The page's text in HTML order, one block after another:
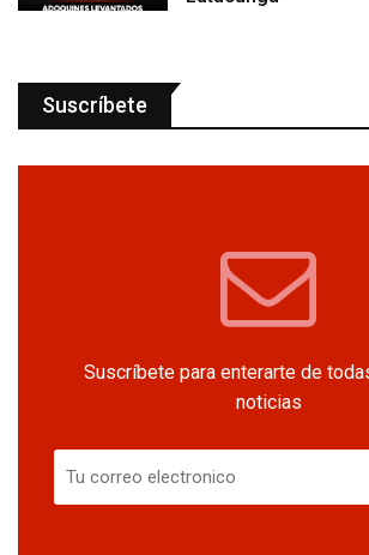
Suscríbete
Suscríbete para enterarte de
noticias